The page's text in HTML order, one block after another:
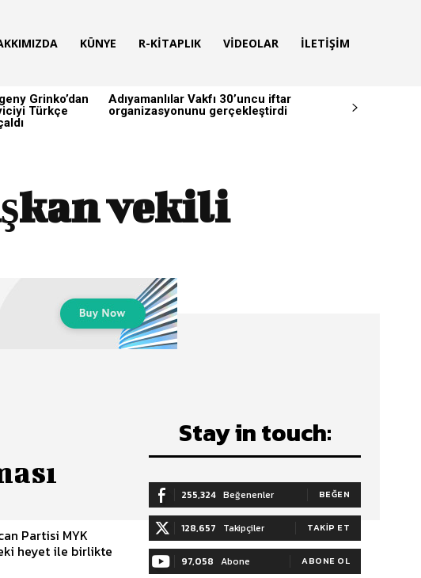
KÜNYE R-KITAPLIK VIDEOLAR İLETIŞIM
Grinko’dan
Türkçe
Adıyamanlılar Vakfı 30’uncu iftar
organizasyonunu gerçekleştirdi
vekili
Partisi MYK
heyet ile birlikte
Stay in touch:
255,324 Beğenenler BEĞEN
128,657 Takipçiler TAKIP ET
97,058 Abone ABONE OL